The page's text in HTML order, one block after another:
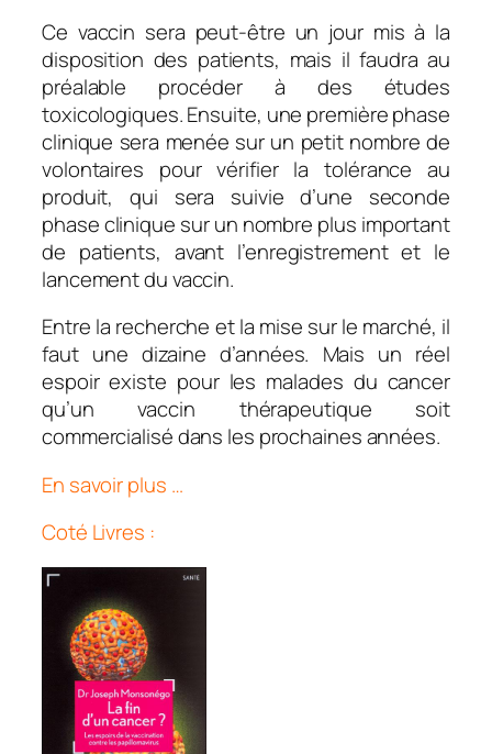
Ce vaccin sera peut-être un jour mis à la
disposition des patients, mais il faudra au
préalable procéder à des études
toxicologiques. Ensuite, une première phase
clinique sera menée sur un petit nombre de
volontaires pour vérifier la tolérance au
produit, qui sera suivie d’une seconde
phase clinique sur un nombre plus important
de patients, avant l’enregistrement et le
lancement du vaccin.
Entre la recherche et la mise sur le marché, il
faut une dizaine d’années. Mais un réel
espoir existe pour les malades du cancer
qu’un vaccin thérapeutique soit
commercialisé dans les prochaines années.
En savoir plus …
Coté Livres :